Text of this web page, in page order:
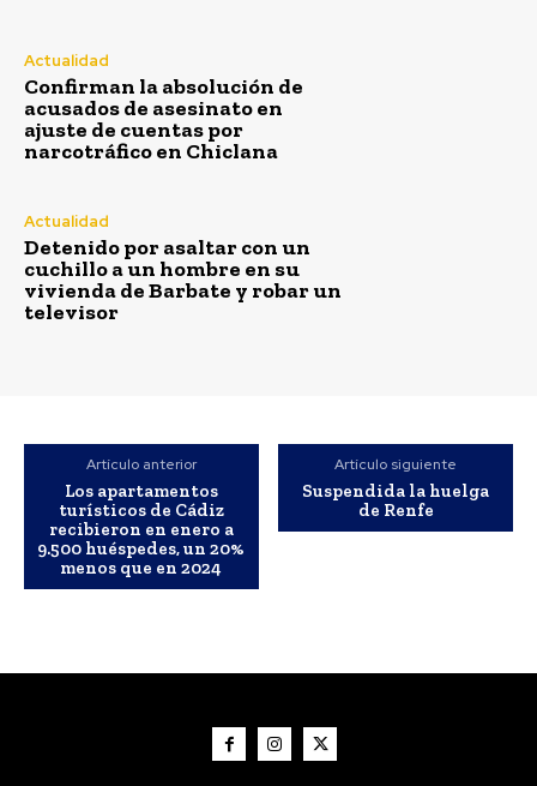
Redacción
El Tribunal Superior de Justicia de Andalucía (TSJA) ha
desestimando íntegramente los recursos formulados por el
Ministerio Fiscal y por la acusación...
Agosto 6, 2026
Habilitado un colegio en Ceuta para atender a mas de
un centenar de menores migrantes
Agosto 6, 2026
pesadilla interminable que este país no se merece»
Agosto 5, 2026
Actualidad
Confirman la absolución de
acusados de asesinato en
ajuste de cuentas por
narcotráfico en Chiclana
Actualidad
Detenido por asaltar con un
cuchillo a un hombre en su
vivienda de Barbate y robar un
televisor
Artículo anterior
Los apartamentos
turísticos de Cádiz
recibieron en enero a
9.500 huéspedes, un 20%
menos que en 2024
Artículo siguiente
Suspendida la huelga
de Renfe